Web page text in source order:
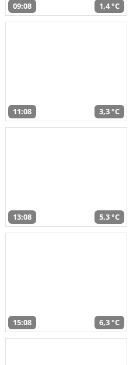
09:08 1,4 °C
11:08 3,3 °C
13:08 5,3 °C
15:08 6,3 °C